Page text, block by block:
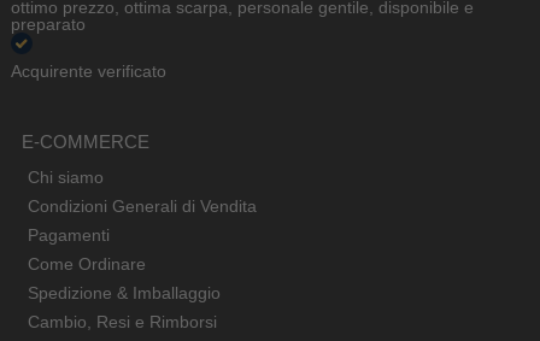
ottimo prezzo, ottima scarpa, personale gentile, disponibile e
preparato
Acquirente verificato
E-COMMERCE
Chi siamo
Condizioni Generali di Vendita
Pagamenti
Come Ordinare
Spedizione & Imballaggio
Cambio, Resi e Rimborsi